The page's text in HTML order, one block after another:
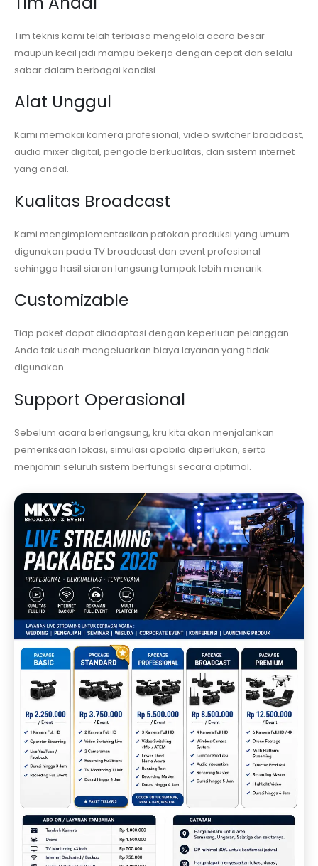
Tim teknis kami telah terbiasa mengelola acara besar
maupun kecil jadi mampu bekerja dengan cepat dan selalu
sabar dalam berbagai kondisi.
Alat Unggul
Kami memakai kamera profesional, video switcher broadcast,
audio mixer digital, pengode berkualitas, dan sistem internet
yang andal.
Kualitas Broadcast
Kami mengimplementasikan patokan produksi yang umum
digunakan pada TV broadcast dan event profesional
sehingga hasil siaran langsung tampak lebih menarik.
Customizable
Tiap paket dapat diadaptasi dengan keperluan pelanggan.
Anda tak usah mengeluarkan biaya layanan yang tidak
digunakan.
Support Operasional
Sebelum acara berlangsung, kru kita akan menjalankan
pemeriksaan lokasi, simulasi apabila diperlukan, serta
menjamin seluruh sistem berfungsi secara optimal.